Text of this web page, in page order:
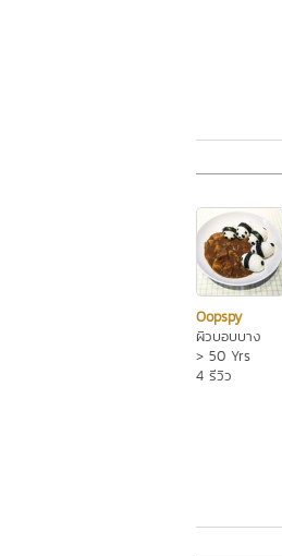
Oopspy
ผิวบอบบาง
> 50 Yrs
4 รีวิว